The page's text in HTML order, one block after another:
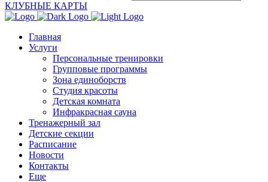
КЛУБНЫЕ КАРТЫ
Главная
Услуги
Персональные тренировки
Групповые программы
Зона единоборств
Студия красоты
Детская комната
Инфракрасная сауна
Тренажерный зал
Детские секции
Расписание
Новости
Контакты
Еще